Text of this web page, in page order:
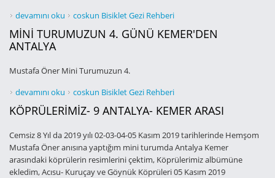
KEMER MİNİ TURUMUZUN 2.- 3. GÜNÜ ANTALYA'DAN KEMER hakkında
devamını oku coskun Bisiklet Gezi Rehberi
MİNİ TURUMUZUN 4. GÜNÜ KEMER'DEN
ANTALYA
Mustafa Öner Mini Turumuzun 4.
MİNİ TURUMUZUN 4. GÜNÜ KEMER'DEN ANTALYA hakkında
devamını oku coskun Bisiklet Gezi Rehberi
KÖPRÜLERİMİZ- 9 ANTALYA- KEMER ARASI
Cemsiz 8 Yıl da 2019 yılı 02-03-04-05 Kasım 2019 tarihlerinde Hemşom
Mustafa Öner anısına yaptığım mini turumda Antalya Kemer
arasındaki köprülerin resimlerini çektim, Köprülerimiz albümüne
ekledim, Acısu- Kuruçay ve Göynük Köprüleri 05 Kasım 2019